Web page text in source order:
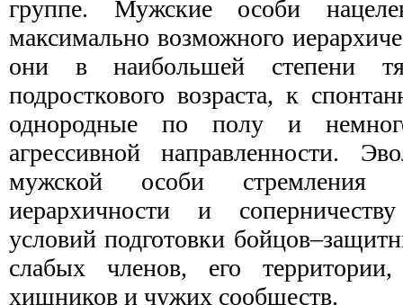
группе. Мужские особи
максимально возможного
они в наибольшей степени
подросткового возраста, к
однородные по полу и
агрессивной направленности.
мужской особи стремления
иерархичности и
условий подготовки
слабых членов, его
хищников и чужих сообществ.